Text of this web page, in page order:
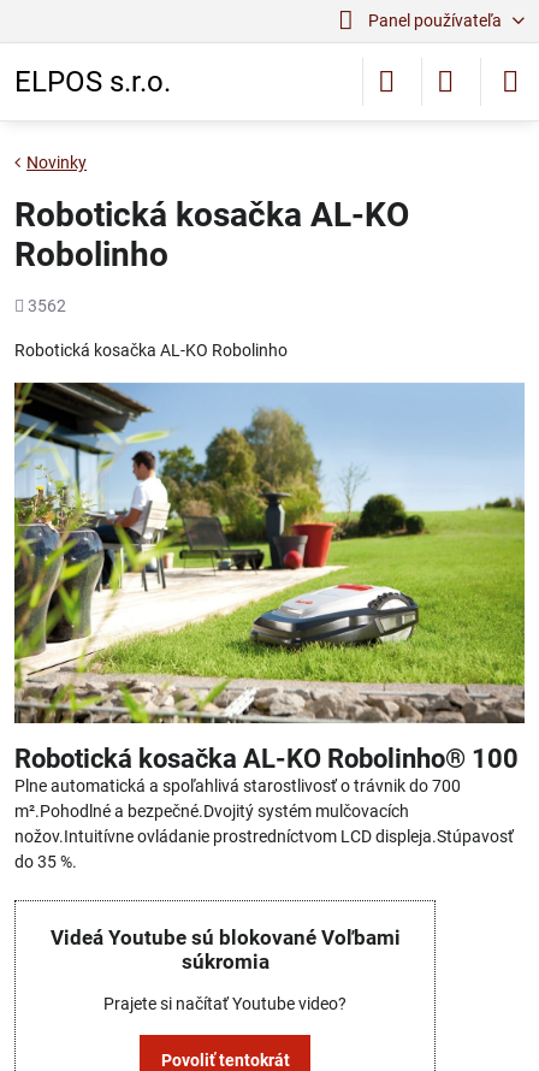
Panel používateľa
ELPOS s.r.o.
Novinky
Robotická kosačka AL-KO
Robolinho
Počet
3562
Robotická kosačka AL-KO Robolinho
Robotická kosačka AL-KO Robolinho® 100
Plne automatická a spoľahlivá starostlivosť o trávnik do 700
m².Pohodlné a bezpečné.Dvojitý systém mulčovacích
nožov.Intuitívne ovládanie prostredníctvom LCD displeja.Stúpavosť
do 35 %.
Videá Youtube sú blokované Voľbami
súkromia
Prajete si načítať Youtube video?
Povoliť tentokrát